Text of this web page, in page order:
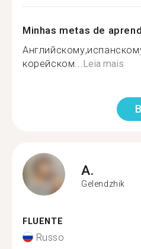
Minhas metas de
корейском...Leia mais
A.
Gelendzhik
FLUENTE
Russo